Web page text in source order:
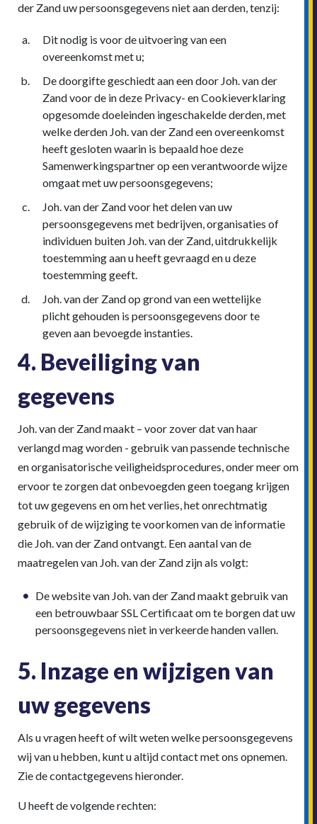
der Zand uw persoonsgegevens niet aan derden, tenzij:
Dit nodig is voor de uitvoering van een
overeenkomst met u;
De doorgifte geschiedt aan een door Joh. van der
Zand voor de in deze Privacy- en Cookieverklaring
opgesomde doeleinden ingeschakelde derden, met
welke derden Joh. van der Zand een overeenkomst
heeft gesloten waarin is bepaald hoe deze
Samenwerkingspartner op een verantwoorde wijze
omgaat met uw persoonsgegevens;
Joh. van der Zand voor het delen van uw
persoonsgegevens met bedrijven, organisaties of
individuen buiten Joh. van der Zand, uitdrukkelijk
toestemming aan u heeft gevraagd en u deze
toestemming geeft.
Joh. van der Zand op grond van een wettelijke
plicht gehouden is persoonsgegevens door te
geven aan bevoegde instanties.
4. Beveiliging van
gegevens
Joh. van der Zand maakt – voor zover dat van haar
verlangd mag worden - gebruik van passende technische
en organisatorische veiligheidsprocedures, onder meer om
ervoor te zorgen dat onbevoegden geen toegang krijgen
tot uw gegevens en om het verlies, het onrechtmatig
gebruik of de wijziging te voorkomen van de informatie
die Joh. van der Zand ontvangt. Een aantal van de
maatregelen van Joh. van der Zand zijn als volgt:
De website van Joh. van der Zand maakt gebruik van
een betrouwbaar SSL Certificaat om te borgen dat uw
persoonsgegevens niet in verkeerde handen vallen.
5. Inzage en wijzigen van
uw gegevens
Als u vragen heeft of wilt weten welke persoonsgegevens
wij van u hebben, kunt u altijd contact met ons opnemen.
Zie de contactgegevens hieronder.
U heeft de volgende rechten: